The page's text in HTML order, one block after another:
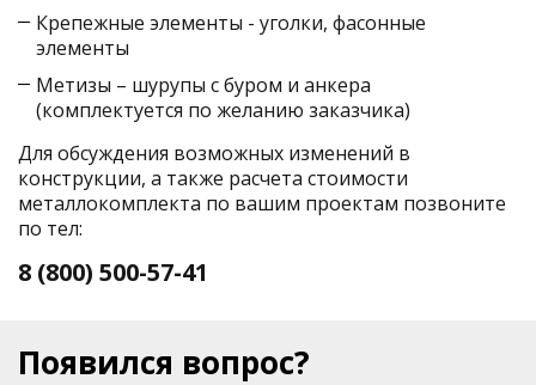
Крепежные элементы - уголки, фасонные
элементы
Метизы – шурупы с буром и анкера
(комплектуется по желанию заказчика)
Для обсуждения возможных изменений в
конструкции, а также расчета стоимости
металлокомплекта по вашим проектам позвоните
по тел:
8 (800) 500-57-41
Появился вопрос?